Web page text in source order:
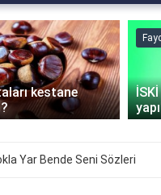
kestane
Yar Bende Seni Sözleri